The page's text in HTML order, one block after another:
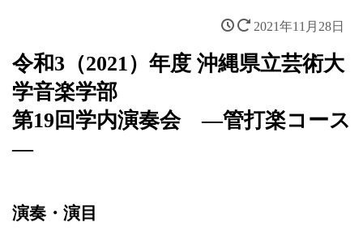
2021年11月28日
令和3（2021）年度 沖縄県立芸術大
学音楽学部
第19回学内演奏会 ―管打楽コース
―
演奏・演目